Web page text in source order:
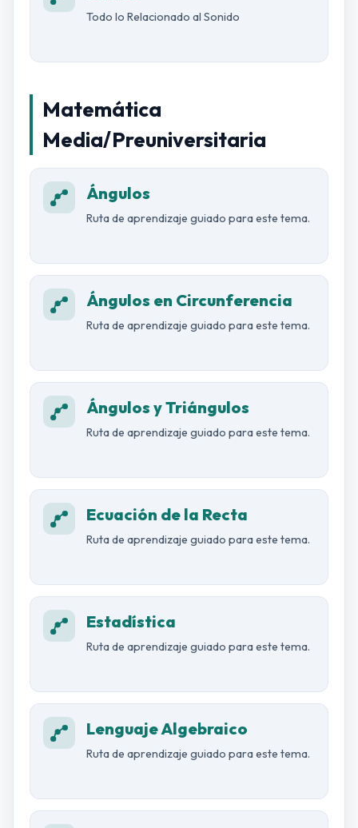
Todo lo Relacionado al Sonido
Matemática
Media/Preuniversitaria
Ángulos
Ruta de aprendizaje guiado para este tema.
Ángulos en Circunferencia
Ruta de aprendizaje guiado para este tema.
Ángulos y Triángulos
Ruta de aprendizaje guiado para este tema.
Ecuación de la Recta
Ruta de aprendizaje guiado para este tema.
Estadística
Ruta de aprendizaje guiado para este tema.
Lenguaje Algebraico
Ruta de aprendizaje guiado para este tema.